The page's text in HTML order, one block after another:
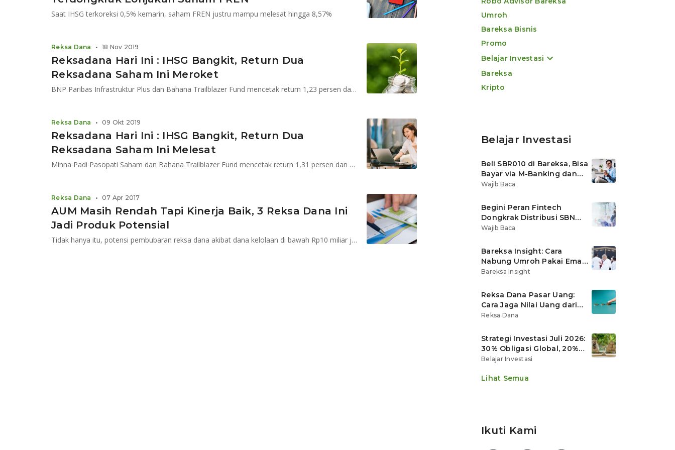
Saat IHSG terkoreksi 0,5% kemarin, saham FREN justru mampu melesat hingga 8,57%
Reksadana Hari Ini : IHSG Bangkit, Return Dua
Reksadana Saham Ini Meroket
BNP Paribas Infrastruktur Plus dan Bahana Trailblazer Fund mencetak return 1,23 persen dan 1,18 persen dalam sehari
Reksa Dana • 18 Nov 2019
Reksadana Hari Ini : IHSG Bangkit, Return Dua
Reksadana Saham Ini Melesat
Minna Padi Pasopati Saham dan Bahana Trailblazer Fund mencetak return 1,31 persen dan 1,12 persen dalam sehari
Reksa Dana • 09 Okt 2019
AUM Masih Rendah Tapi Kinerja Baik, 3 Reksa Dana Ini
Jadi Produk Potensial
Tidak hanya itu, potensi pembubaran reksa dana akibat dana kelolaan di bawah Rp10 miliar juga minim terjadi
Reksa Dana • 07 Apr 2017
Umroh
Bareksa Bisnis
Promo
Belajar Investasi
Bareksa
Kripto
Belajar Investasi
Beli SBR010 di Bareksa, Bisa
Bayar via M-Banking dan
OVO di Tokopedia
Wajib Baca
Begini Peran Fintech
Dongkrak Distribusi SBN
Ritel
Wajib Baca
Bareksa Insight: Cara
Nabung Umroh Pakai Emas
Digital agar Nilainya
Bareksa Insight
Reksa Dana Pasar Uang:
Cara Jaga Nilai Uang dari
Gerusan Inflasi
Reksa Dana
Strategi Investasi Juli 2026:
30% Obligasi Global, 20%
Emas, Saham Ekspor Jadi
Belajar Investasi
Lihat Semua
Ikuti Kami